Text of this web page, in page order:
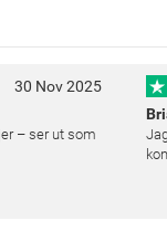
30 Nov 2025
– ser ut som